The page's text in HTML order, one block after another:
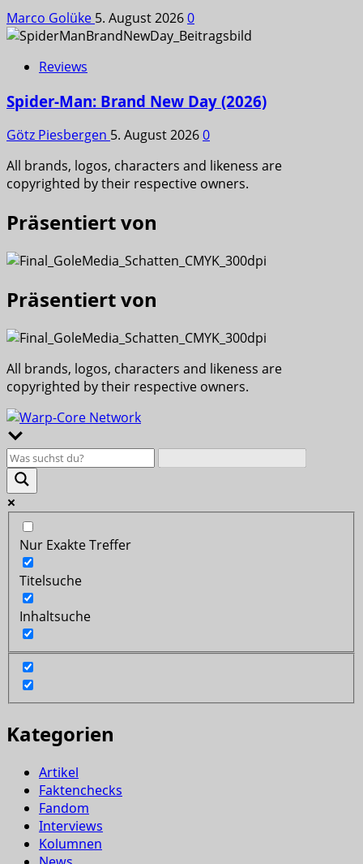
Marco Golüke 5. August 20260
Reviews
Spider-Man: Brand New Day (2026)
Götz Piesbergen 5. August 20260
All brands, logos, characters and likeness are
copyrighted by their respective owners.
Präsentiert von
Präsentiert von
All brands, logos, characters and likeness are
copyrighted by their respective owners.
Nur Exakte Treffer
Titelsuche
Inhaltsuche
Kategorien
Artikel
Faktenchecks
Fandom
Interviews
Kolumnen